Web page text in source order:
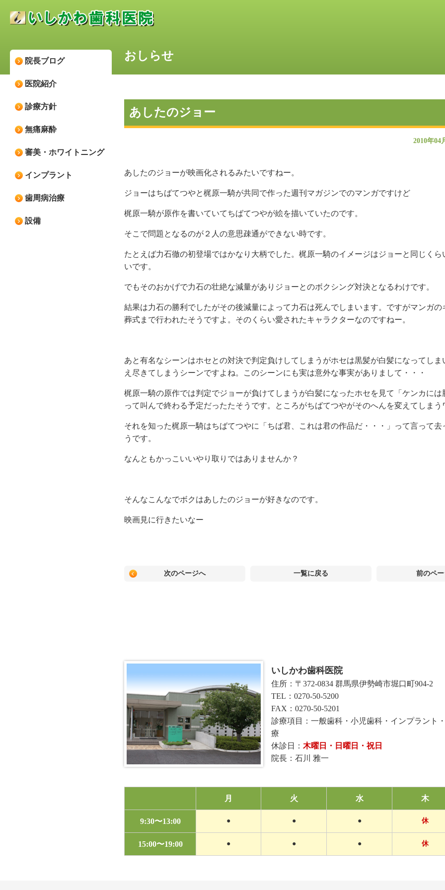
院長ブログ
医院紹介
診療方針
無痛麻酔
審美・ホワイトニング
インプラント
歯周病治療
設備
おしらせ
あしたのジョー
2010年04
あしたのジョーが映画化されるみたいですねー。
ジョーはちばてつやと梶原一騎が共同で作った週刊マガジンでのマンガですけど
梶原一騎が原作を書いていてちばてつやが絵を描いていたのです。
そこで問題となるのが２人の意思疎通ができない時です。
たとえば力石徹の初登場ではかなり大柄でした。梶原一騎のイメージはジョーと同じくら
いです。
でもそのおかげで力石の壮絶な減量がありジョーとのボクシング対決となるわけです。
結果は力石の勝利でしたがその後減量によって力石は死んでしまいます。ですがマンガの
葬式まで行われたそうですよ。そのくらい愛されたキャラクターなのですねー。
あと有名なシーンはホセとの対決で判定負けしてしまうがホセは黒髪が白髪になってしま
え尽きてしまうシーンですよね。このシーンにも実は意外な事実がありまして・・・
梶原一騎の原作では判定でジョーが負けてしまうが白髪になったホセを見て「ケンカには
って叫んで終わる予定だったたそうです。ところがちばてつやがそのへんを変えてしまう
それを知った梶原一騎はちばてつやに「ちば君、これは君の作品だ・・・」って言って去
うです。
なんともかっこいいやり取りではありませんか？
そんなこんなでボクはあしたのジョーが好きなのです。
映画見に行きたいなー
次のページへ 一覧に戻る 前のペ
いしかわ歯科医院
住所：〒372-0834 群馬県伊勢崎市堀口町904-2
TEL：0270-50-5200
FAX：0270-50-5201
診療項目：一般歯科・小児歯科・インプラント
療
休診日：木曜日・日曜日・祝日
院長：石川 雅一
月 火 水 木
9:30〜13:00 ● ● ● 休
15:00〜19:00 ● ● ● 休